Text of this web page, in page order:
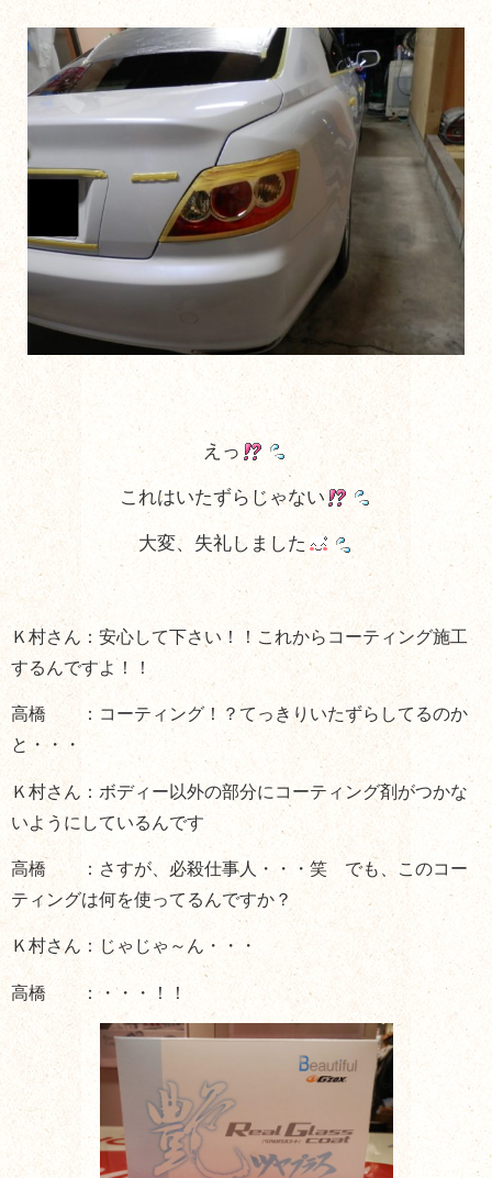
えっ
これはいたずらじゃない
大変、失礼しました
Ｋ村さん：安心して下さい！！これからコーティング施工
するんですよ！！
高橋 ：コーティング！？てっきりいたずらしてるのか
と・・・
Ｋ村さん：ボディー以外の部分にコーティング剤がつかな
いようにしているんです
高橋 ：さすが、必殺仕事人・・・笑 でも、このコー
ティングは何を使ってるんですか？
Ｋ村さん：じゃじゃ～ん・・・
高橋 ：・・・！！